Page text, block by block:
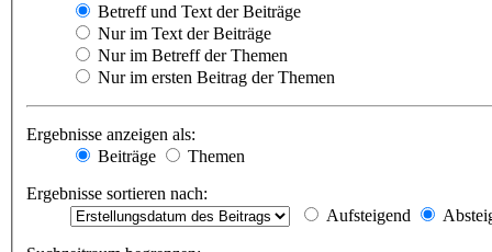
Betreff und Text der Beiträge
Nur im Text der Beiträge
Nur im Betreff der Themen
Nur im ersten Beitrag der Themen
Ergebnisse anzeigen als:
Beiträge
Themen
Ergebnisse sortieren nach:
Aufsteigend